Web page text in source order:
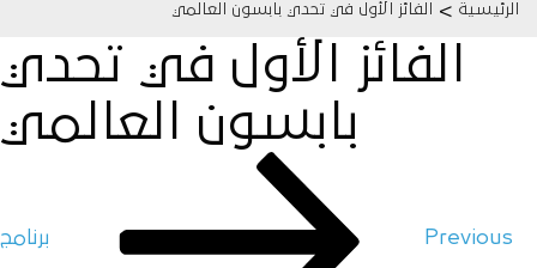
الرئيسية > الفائز الأول في تحدي بابسون العالمي
الفائز الأول في تحدي
بابسون العالمي
Previous برنامج